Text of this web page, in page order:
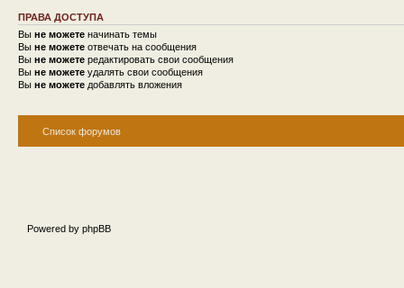
ПРАВА ДОСТУПА
Вы не можете начинать темы
Вы не можете отвечать на сообщения
Вы не можете редактировать свои сообщения
Вы не можете удалять свои сообщения
Вы не можете добавлять вложения
Список форумов
Powered by phpBB